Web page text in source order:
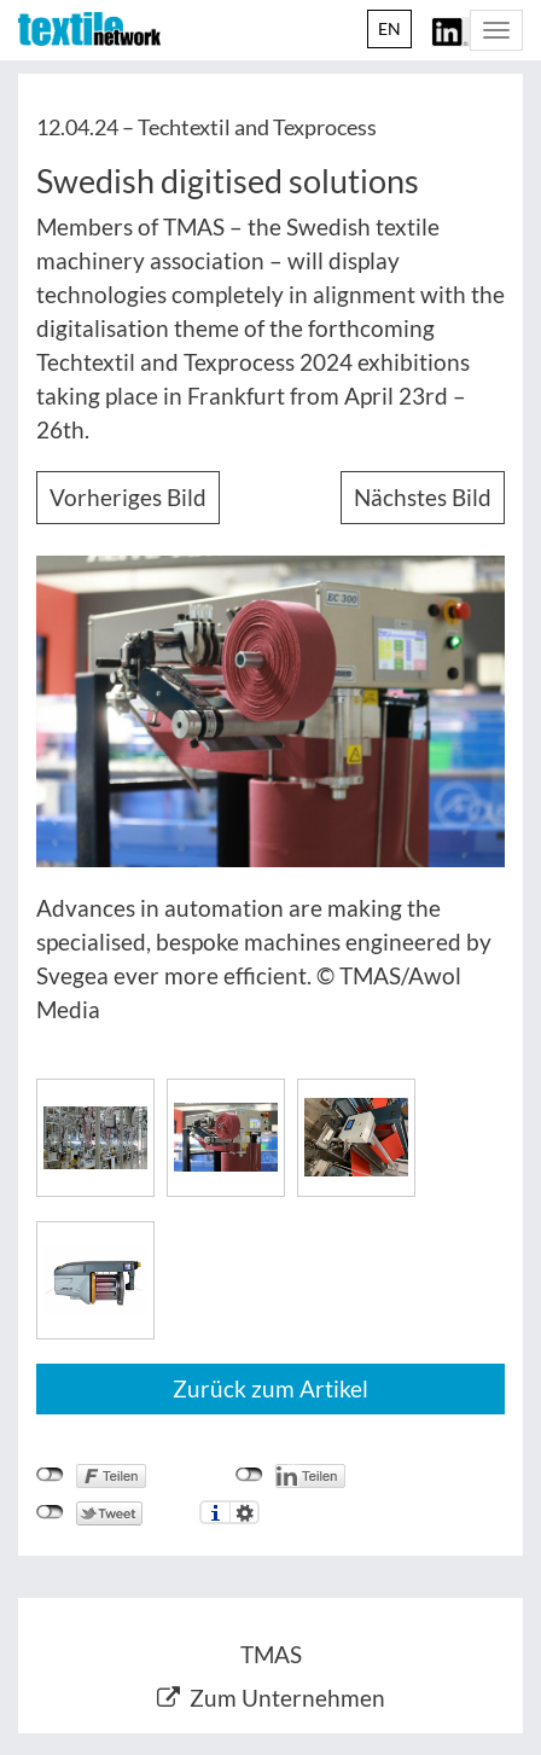
EN
12.04.24 –Techtextil and Texprocess
Swedish digitised solutions
Members of TMAS – the Swedish textile
machinery association – will display
technologies completely in alignment with the
digitalisation theme of the forthcoming
Techtextil and Texprocess 2024 exhibitions
taking place in Frankfurt from April 23rd –
26th.
Vorheriges Bild Nächstes Bild
Advances in automation are making the
specialised, bespoke machines engineered by
Svegea ever more efficient. © TMAS/Awol
Media
Zurück zum Artikel
TMAS
Zum Unternehmen